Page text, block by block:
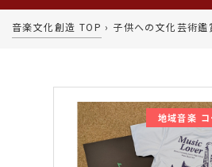
音楽文化創造 TOP › 子供への文化芸術鑑
地域音楽 コ